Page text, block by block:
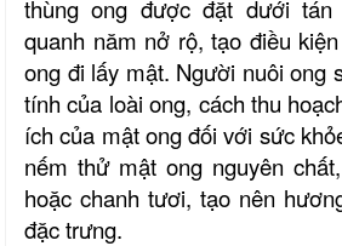
thùng ong được đặt dưới
quanh năm nở rộ, tạo điều
ong đi lấy mật. Người nuôi ong
tính của loài ong, cách thu
ích của mật ong đối với sức
nếm thử mật ong nguyên
hoặc chanh tươi, tạo nên
đặc trưng.